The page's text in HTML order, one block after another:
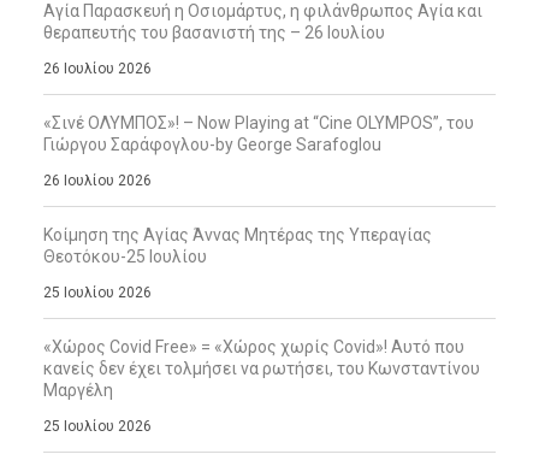
Αγία Παρασκευή η Οσιομάρτυς, η φιλάνθρωπος Αγία και
θεραπευτής του βασανιστή της – 26 Ιουλίου
26 Ιουλίου 2026
«Σινέ ΟΛΥΜΠΟΣ»! – Now Playing at “Cine OLYMPOS”, του
Γιώργου Σαράφογλου-by George Sarafoglou
26 Ιουλίου 2026
Κοίμηση της Αγίας Άννας Μητέρας της Υπεραγίας
Θεοτόκου-25 Ιουλίου
25 Ιουλίου 2026
«Χώρος Covid Free» = «Χώρος χωρίς Covid»! Αυτό που
κανείς δεν έχει τολμήσει να ρωτήσει, του Κωνσταντίνου
Μαργέλη
25 Ιουλίου 2026